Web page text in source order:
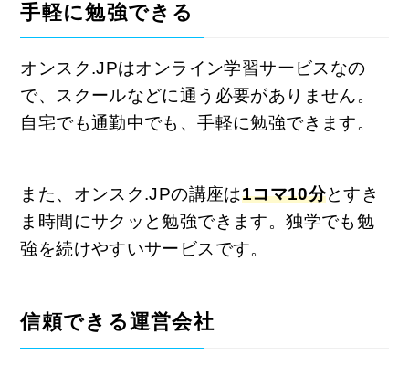
手軽に勉強できる
オンスク.JPはオンライン学習サービスなの
で、スクールなどに通う必要がありません。
自宅でも通勤中でも、手軽に勉強できます。
また、オンスク.JPの講座は1コマ10分とすき
ま時間にサクッと勉強できます。独学でも勉
強を続けやすいサービスです。
信頼できる運営会社